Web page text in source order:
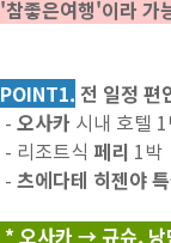
'참좋은여행'이라 가
POINT1. 전 일정 편
- 오사카 시내 호텔
- 리조트식 페리 1박
- 츠에다테 히젠야
* 오사카 → 규슈, 낭